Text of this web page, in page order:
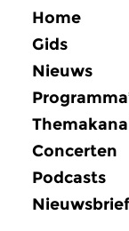
Home
Gids
Nieuws
Concerten
Podcasts
Nieuwsbrief